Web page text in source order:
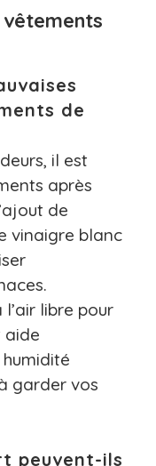
vêtements
de
il est
après
de
vinaigre blanc
libre pour
aide
garder vos
peuvent-ils